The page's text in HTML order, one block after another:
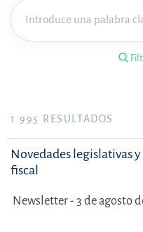
Área de práctica
1.995 RESULTADOS
Novedades legislativas
fiscal
Newsletter - 3 de agosto